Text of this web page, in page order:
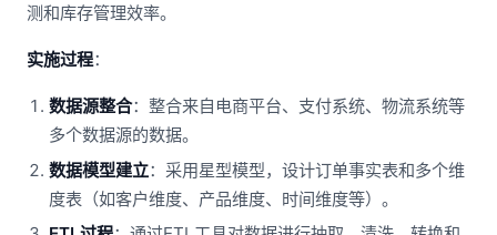
测和库存管理效率。
实施过程：
数据源整合：整合来自电商平台、支付系统、物流系统等
多个数据源的数据。
数据模型建立：采用星型模型，设计订单事实表和多个维
度表（如客户维度、产品维度、时间维度等）。